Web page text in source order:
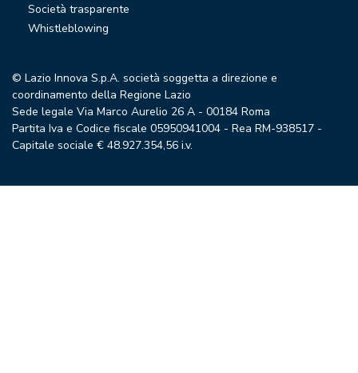
Società trasparente
Whistleblowing
© Lazio Innova S.p.A. società soggetta a direzione e
coordinamento della Regione Lazio
Sede legale Via Marco Aurelio 26 A - 00184 Roma
Partita Iva e Codice fiscale 05950941004 - Rea RM-938517 -
Capitale sociale € 48.927.354,56 i.v.